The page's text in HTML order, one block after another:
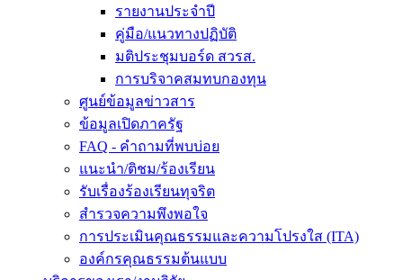
รายงานประจำปี
คู่มือ/แนวทางปฏิบัติ
มติประชุมบอร์ด สวรส.
การบริจาคสมทบกองทุน
ศูนย์ข้อมูลข่าวสาร
ข้อมูลเปิดภาครัฐ
FAQ - คำถามที่พบบ่อย
แนะนำ/ติชม/ร้องเรียน
รับเรื่องร้องเรียนทุจริต
สำรวจความพึงพอใจ
การประเมินคุณธรรมและความโปรงใส (ITA)
องค์กรคุณธรรมต้นแบบ